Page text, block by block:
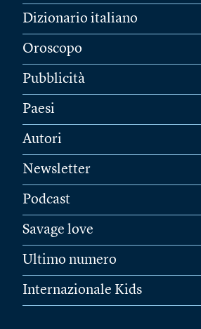
Dizionario italiano
Oroscopo
Pubblicità
Paesi
Autori
Newsletter
Podcast
Savage love
Ultimo numero
Internazionale Kids